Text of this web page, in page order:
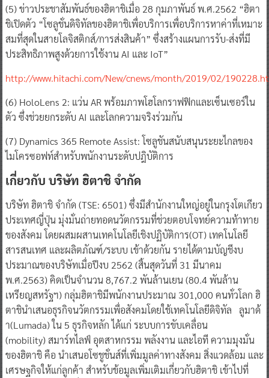
(5) ข่าวประชาสัมพันธ์ของฮิตาชิเมื่อ 28 กุมภาพันธ์ พ.ศ.2562 “ฮิตา
ชิเปิดตัว “โซลูชั่นดิจิทัลของฮิตาชิเพื่อบริการเพื่อบริการหาค่าที่เหมาะ
สมที่สุดในสายโลจิสติกส์/การส่งสินค้า” ซึ่งสร้างแผนการรับ-ส่งที่มี
ประสิทธิภาพสูงด้วยการใช้งาน AI และ IoT”
http://www.hitachi.com/New/cnews/month/2019/02/
(6) HoloLens 2: แว่น AR พร้อมภาพโฮโลกราฟฟิกและเซ็นเซอร์ใน
ตัว ซึ่งช่วยยกระดับ AI และโลกความจริงร่วมกัน
(7) Dynamics 365 Remote Assist: โซลูชันสนับสนุนระยะไกลของ
ไมโครซอฟท์สำหรับพนักงานระดับปฎิบัติการ
เกี่ยวกับ บริษัท ฮิตาชิ จำกัด
บริษัท ฮิตาชิ จำกัด (TSE: 6501) ซึ่งมีสำนักงานใหญ่อยู่ในกรุงโตเกียว
ประเทศญี่ปุ่น มุ่งมั่นถ่ายทอดนวัตกรรมที่ช่วยตอบโจทย์ความท้าทาย
ของสังคม โดยผสมผสานเทคโนโลยีเชิงปฏิบัติการ(OT) เทคโนโลยี
สารสนเทศ และผลิตภัณฑ์/ระบบ เข้าด้วยกัน รายได้ตามบัญชีงบ
ประมาณของบริษัทเมื่อปีงบ 2562 (สิ้นสุดวันที่ 31 มีนาคม
พ.ศ.2563) คิดเป็นจำนวน 8,767.2 พันล้านเยน (80.4 พันล้าน
เหรียญสหรัฐฯ) กลุ่มฮิตาชิมีพนักงานประมาณ 301,000 คนทั่วโลก ฮิ
ตาชินำเสนอธุรกิจนวัตกรรมเพื่อสังคมโดยใช้เทคโนโลยีดิจิทัล ลูมาด้
า(Lumada) ใน 5 ธุรกิจหลัก ได้แก่ ระบบการขับเคลื่อน
(mobility) สมาร์ทไลฟ์ อุตสาหกรรม พลังงาน และไอที ความมุงมั่น
ของฮิตาชิ คือ นำเสนอโซชูชั่นส์ที่เพิ่มมูลค่าทางสังคม สิ่งแวดล้อม และ
เศรษฐกิจให้แก่ลูกค้า สำหรับข้อมูลเพิ่มเติมเกี่ยวกับฮิตาชิ เข้าไปที่